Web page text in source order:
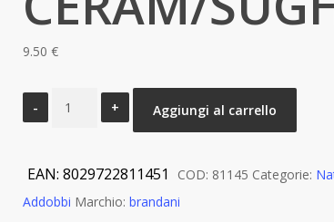
9.50 €
DECORATION
SET
4
Aggiungi al carrello
EAN: 8029722811451 COD: 81145 Categorie:
Addobbi Marchio: brandani